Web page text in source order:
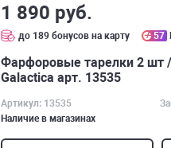
1 890 руб.
до 189 бонусов на карту 57
Фарфоровые тарелки 2 шт
Galactica арт. 13535
Артикул: 13535
Наличие в магазинах